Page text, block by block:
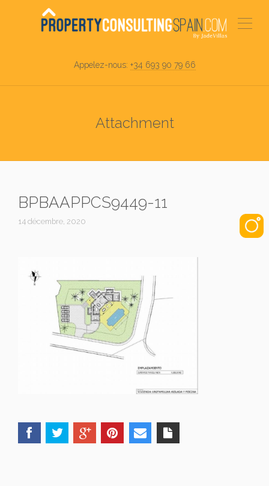
Appelez-nous: +34 693 90 79 66
Attachment
BPBAAPPCS9449-11
14 décembre, 2020